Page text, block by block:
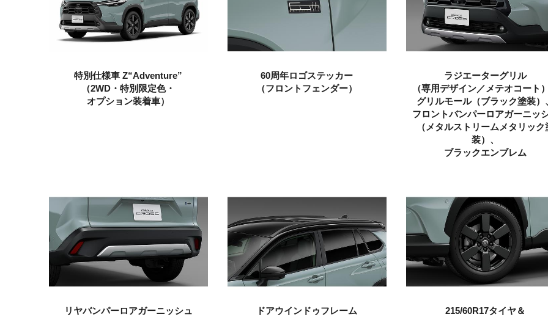
特別仕様車 Z“Adventure”
（2WD・特別限定色・
オプション装着車）
60周年ロゴステッカー
（フロントフェンダー）
ラジエーターグリル
（専用デザイン／メテオコート
グリルモール（ブラック塗装）
フロントバンパーロアガーニッ
（メタルストリームメタリック
装）、
ブラックエンブレム
リヤバンパーロアガーニッシュ
ドアウインドゥフレーム
215/60R17タイヤ＆